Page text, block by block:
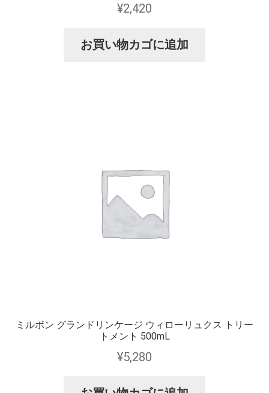
¥2,420
お買い物カゴに追加
ミルボン グランドリンケージ ウィローリュクス トリー
トメント 500mL
¥5,280